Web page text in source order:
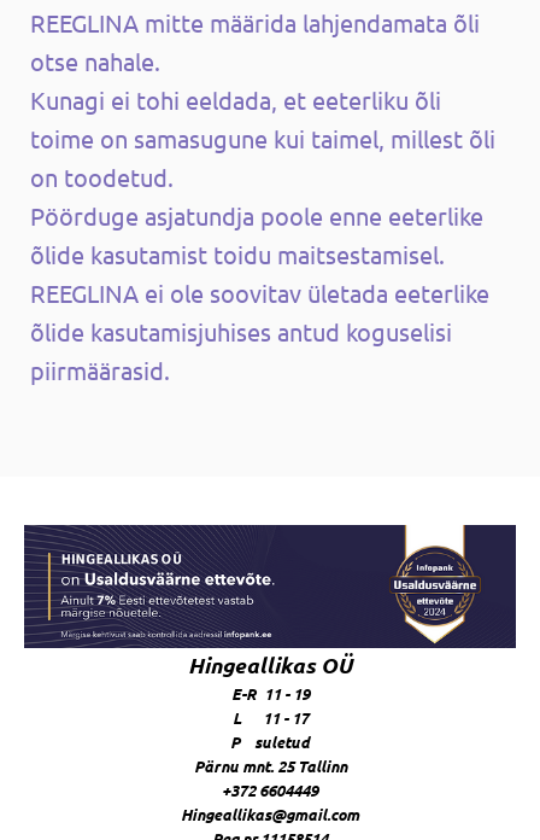
REEGLINA mitte määrida lahjendamata õli
otse nahale.
Kunagi ei tohi eeldada, et eeterliku õli
toime on samasugune kui taimel, millest õli
on toodetud.
Pöörduge asjatundja poole enne eeterlike
õlide kasutamist toidu maitsestamisel.
REEGLINA ei ole soovitav ületada eeterlike
õlide kasutamisjuhises antud koguselisi
piirmäärasid.
Hingeallikas OÜ
E-R 11 - 19
L 11 - 17
P suletud
Pärnu mnt. 25 Tallinn
+372 6604449
Hingeallikas@gmail.com